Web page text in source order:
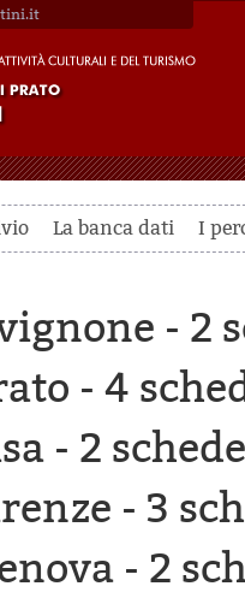
La banca dati I
- 2
- 4
- 2
- 3
- 2